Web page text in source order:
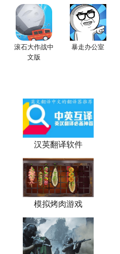
滚石大作战中
文版
暴走办公室
汉英翻译软件
模拟烤肉游戏